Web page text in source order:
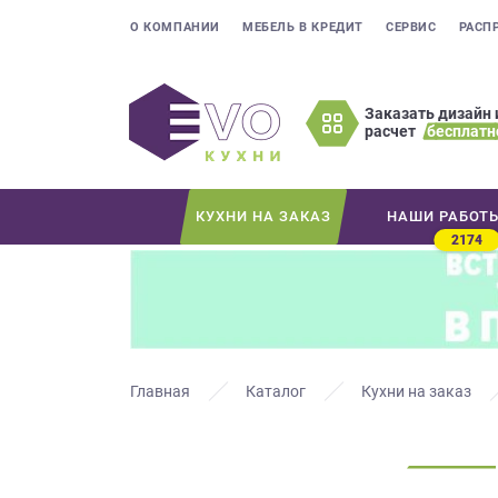
О КОМПАНИИ МЕБЕЛЬ В КРЕДИТ СЕРВИС
Заказать дизайн
расчет
КУХНИ НА ЗАКАЗ НАШИ
2174
Главная Каталог Кухни на заказ
ваши